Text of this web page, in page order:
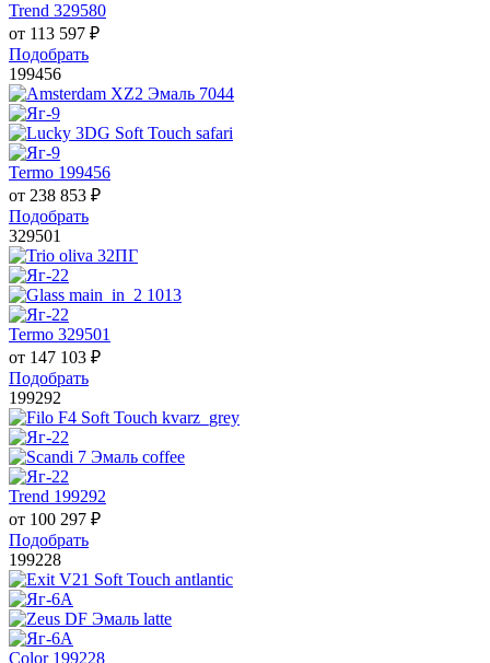
Trend 329580
от 113 597 ₽
Подобрать
199456
Termo 199456
от 238 853 ₽
Подобрать
329501
Termo 329501
от 147 103 ₽
Подобрать
199292
Trend 199292
от 100 297 ₽
Подобрать
199228
Color 199228